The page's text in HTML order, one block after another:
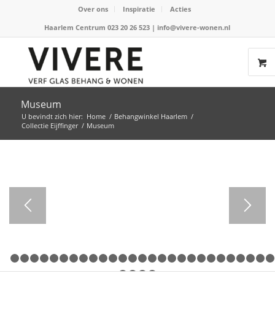
Over ons Inspiratie
Acties
Haarlem Centrum 023 20 26 523 | info@vivere-wonen.nl
Museum
U bevindt zich hier: Home / Behangwinkel Haarlem /
Collectie Eijffinger / Museum
1 2 3 4 5 6 7 8 9 101112131415161718192021